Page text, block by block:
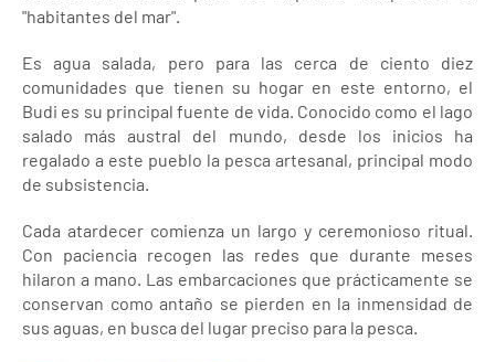
"habitantes del mar".
Es agua salada, pero para las cerca de ciento diez
comunidades que tienen su hogar en este entorno, el
Budi es su principal fuente de vida. Conocido como el lago
salado más austral del mundo, desde los inicios ha
regalado a este pueblo la pesca artesanal, principal modo
de subsistencia.
Cada atardecer comienza un largo y ceremonioso ritual.
Con paciencia recogen las redes que durante meses
hilaron a mano. Las embarcaciones que prácticamente se
conservan como antaño se pierden en la inmensidad de
sus aguas, en busca del lugar preciso para la pesca.